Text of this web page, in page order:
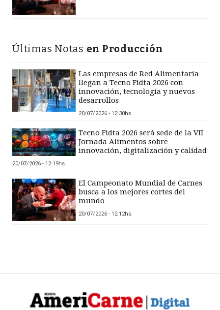
Últimas Notas en Producción
Las empresas de Red Alimentaria
llegan a Tecno Fidta 2026 con
innovación, tecnología y nuevos
desarrollos
20/07/2026 - 12:30hs.
Tecno Fidta 2026 será sede de la VII
Jornada Alimentos sobre
innovación, digitalización y calidad
20/07/2026 - 12:19hs.
El Campeonato Mundial de Carnes
busca a los mejores cortes del
mundo
20/07/2026 - 12:12hs.